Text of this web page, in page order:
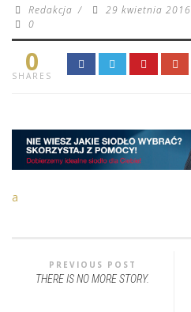
Redakcja /
29 kwietnia 2016
0
0
SHARES
a
PREVIOUS POST
THERE IS NO MORE STORY.